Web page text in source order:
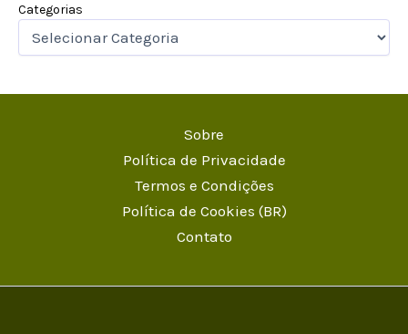
Categorias
Sobre
Política de Privacidade
Termos e Condições
Política de Cookies (BR)
Contato